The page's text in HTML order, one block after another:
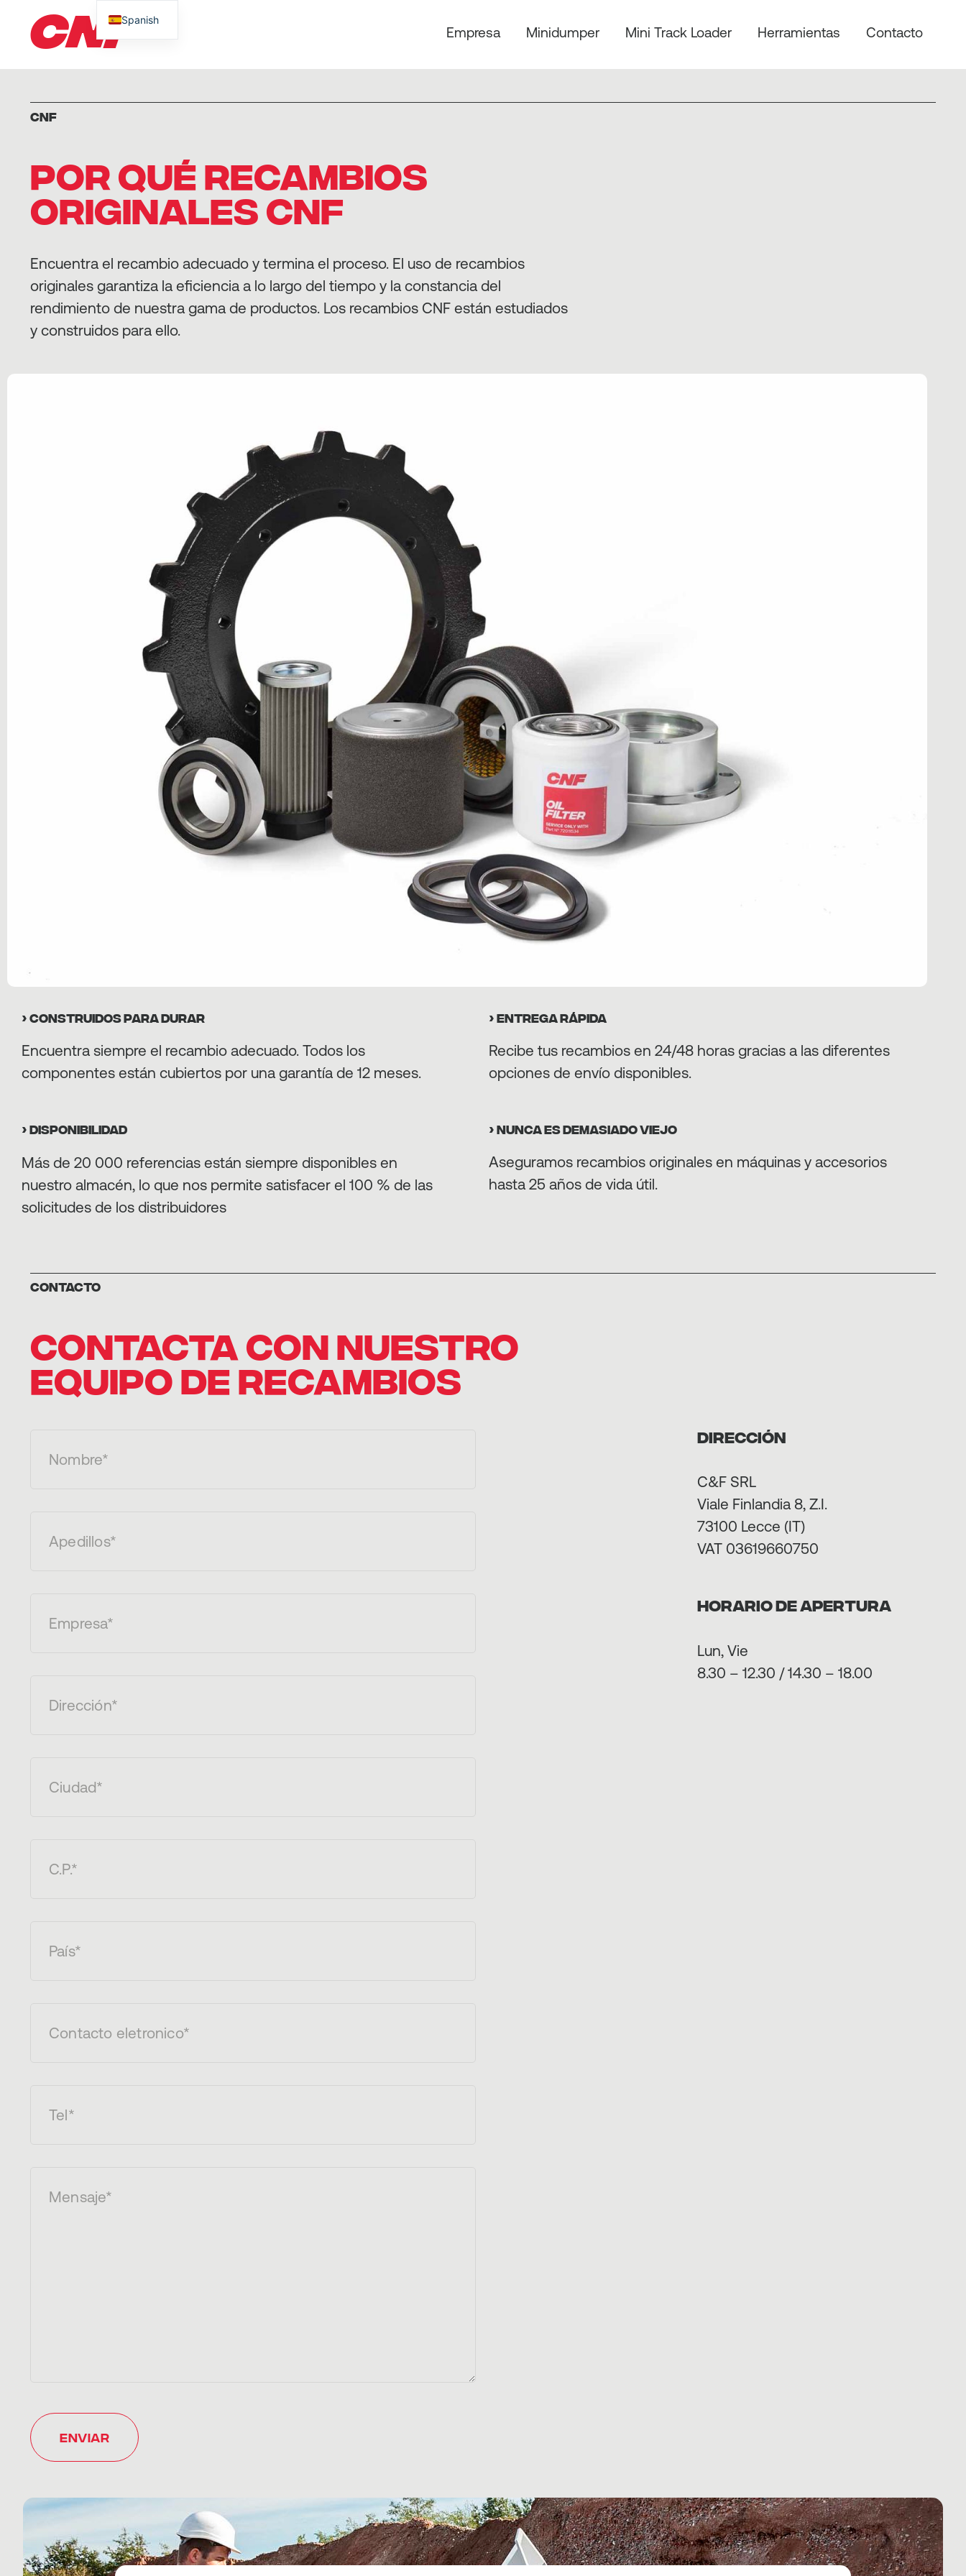
CNF Empresa Minidumper Mini Track Loader Herramientas Contacto
CNF
POR QUÉ RECAMBIOS
ORIGINALES CNF
Encuentra el recambio adecuado y termina el proceso. El uso de recambios
originales garantiza la eficiencia a lo largo del tiempo y la constancia del
rendimiento de nuestra gama de productos. Los recambios CNF están estudiados
y construidos para ello.
› CONSTRUIDOS PARA DURAR
Encuentra siempre el recambio adecuado. Todos los
componentes están cubiertos por una garantía de 12 meses.
› ENTREGA RÁPIDA
Recibe tus recambios en 24/48 horas gracias a las diferentes
opciones de envío disponibles.
› DISPONIBILIDAD
Más de 20 000 referencias están siempre disponibles en
nuestro almacén, lo que nos permite satisfacer el 100 % de las
solicitudes de los distribuidores
› NUNCA ES DEMASIADO VIEJO
Aseguramos recambios originales en máquinas y accesorios
hasta 25 años de vida útil.
Contacto
CONTACTA CON NUESTRO
EQUIPO DE RECAMBIOS
Dirección
C&F SRL
Viale Finlandia 8, Z.I.
73100 Lecce (IT)
VAT 03619660750
HORARIO DE APERTURA
Lun, Vie
8.30 – 12.30 / 14.30 – 18.00
Spanish